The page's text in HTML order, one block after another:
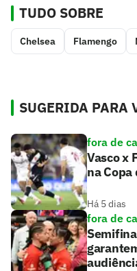
TUDO SOBRE
Chelsea Flamengo
SUGERIDA PARA
fora de
Vasco x
na Copa
Há 5 dias
fora de